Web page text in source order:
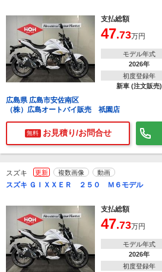
支払総額
47.73万円
モデル年式
2026年
初度登録年
新車 (注文販売)
広島県 広島市安佐南区
（株）広島オートバイ販売 祇園店
無料 お見積り/お問合せ
スズキ 更新 複数画像 動画
スズキ ＧＩＸＸＥＲ ２５０ Ｍ６モデル
支払総額
47.73万円
モデル年式
2026年
初度登録年